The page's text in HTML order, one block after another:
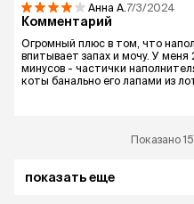
Анна А. 7/3/2024
Комментарий
Огромный плюс в том, что
впитывает запах и мочу. У
минусов - частички
коты банально его лапами из
Показано
показать еще